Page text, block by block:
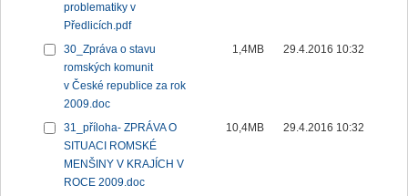
problematiky v
Předlicích.pdf
30_Zpráva o stavu
romských komunit
v České republice za rok
2009.doc
1,4MB 29.4.2016 10:32
31_příloha- ZPRÁVA O
SITUACI ROMSKÉ
MENŠINY V KRAJÍCH V
ROCE 2009.doc
10,4MB 29.4.2016 10:32